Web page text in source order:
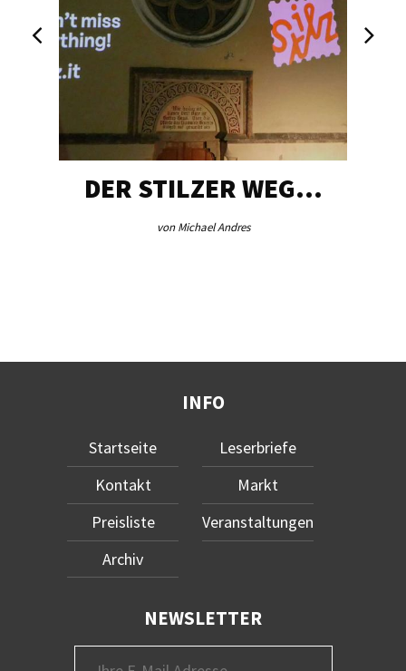
DER STILZER WEG…
von Michael Andres
INFO
Startseite
Kontakt
Preisliste
Archiv
Leserbriefe
Markt
Veranstaltungen
NEWSLETTER